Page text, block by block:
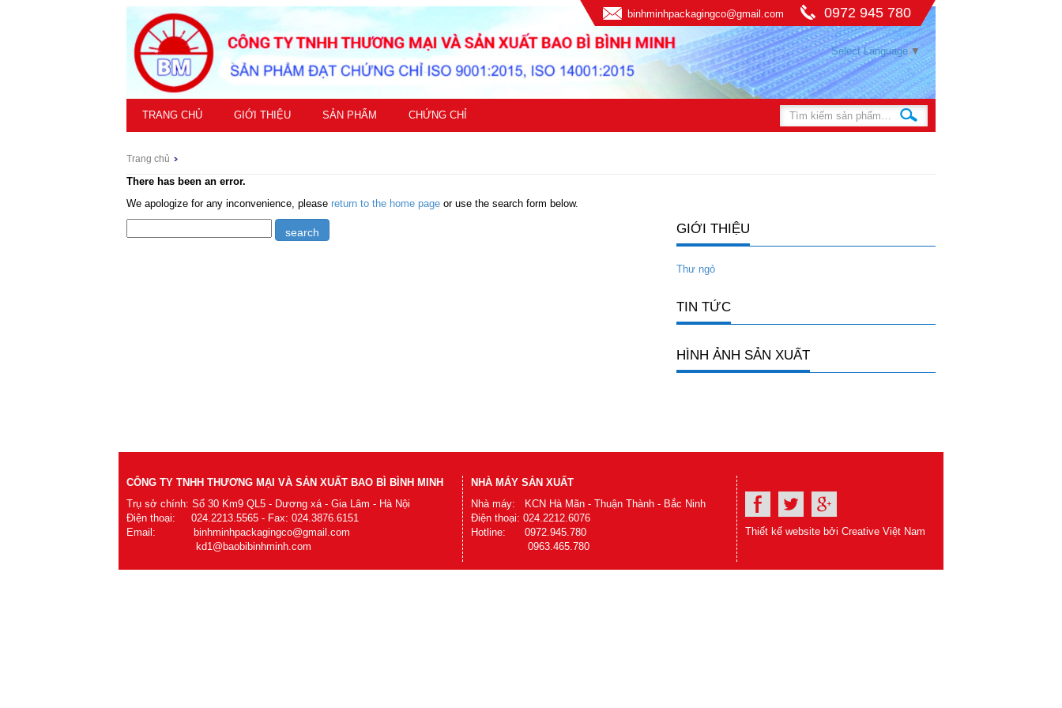
binhminhpackagingco@gmail.com 0972 945 780
Select Language ▼
TRANG CHỦ GIỚI THIỆU SẢN PHẨM CHỨNG CHỈ
Trang chủ
There has been an error.
We apologize for any inconvenience, please return to the home page or use the search form below.
GIỚI THIỆU
Thư ngỏ
TIN TỨC
HÌNH ẢNH SẢN XUẤT
CÔNG TY TNHH THƯƠNG MẠI VÀ SẢN XUẤT BAO BÌ BÌNH MINH
Trụ sở chính: Số 30 Km9 QL5 - Dương xá - Gia Lâm - Hà Nội
Điện thoại: 024.2213.5565 - Fax: 024.3876.6151
Email: binhminhpackagingco@gmail.com
kd1@baobibinhminh.com
NHÀ MÁY SẢN XUẤT
Nhà máy: KCN Hà Mãn - Thuận Thành - Bắc Ninh
Điện thoại: 024.2212.6076
Hotline: 0972.945.780
0963.465.780
Thiết kế website bởi Creative Việt Nam